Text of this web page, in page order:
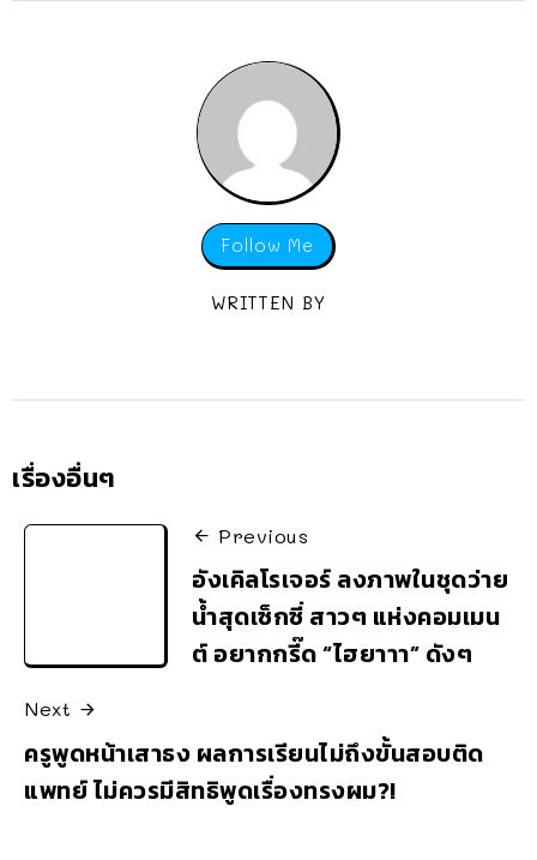
Follow Me
WRITTEN BY
เรื่องอื่นๆ
Previous
อังเคิลโรเจอร์ ลงภาพในชุดว่าย
น้ำสุดเซ็กซี่ สาวๆ แห่งคอมเมน
ต์ อยากกรี๊ด “ไฮยาาา” ดังๆ
Next
ครูพูดหน้าเสาธง ผลการเรียนไม่ถึงขั้นสอบติด
แพทย์ ไม่ควรมีสิทธิพูดเรื่องทรงผม?!